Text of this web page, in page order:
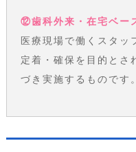
⑫歯科外来・在宅ベー
医療現場で働くスタッ
定着・確保を目的とさ
づき実施するものです。